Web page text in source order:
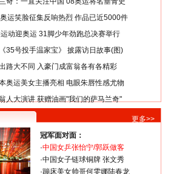
运笑脸征集反响热烈 作品已近5000件
动迎奥运 31脚少年劲跑总决赛举行
35号投手温家宝》 披露访日故事(图)
路大不同 入豪门成富翁各有各精彩
奥运美女主播亮相 电眼朱唇性感尤物
人大演讲 获赠油画"我们的萨马兰奇"
更多>>
冠军面对面：
·中国女乒张怡宁/郭跃做客
·中国女子链球铜牌 张文秀
·蹦床美女帅哥何雯娜陆春龙